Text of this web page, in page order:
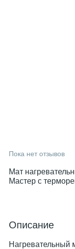
Пока нет отзывов
Мат
Мастер с
Описание
Нагревательный